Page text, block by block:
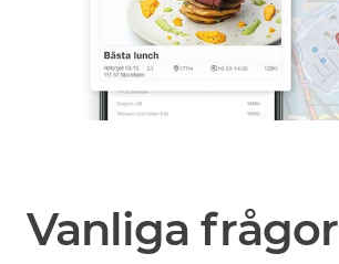
Vanliga frågor